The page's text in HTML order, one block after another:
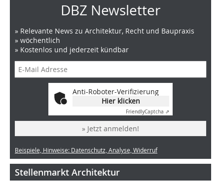
DBZ Newsletter
» Relevante News zu Architektur, Recht und Baupraxis
» wöchentlich
» Kostenlos und jederzeit kündbar
Anti-Roboter-Verifizierung
Hier klicken
FriendlyCaptcha ⇗
» Jetzt anmelden!
Beispiele, Hinweise: Datenschutz, Analyse, Widerruf
Stellenmarkt Architektur